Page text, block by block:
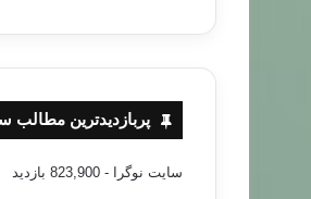
پربازدیدترین مطالب
سایت نوگرا - 823,900 بازدید